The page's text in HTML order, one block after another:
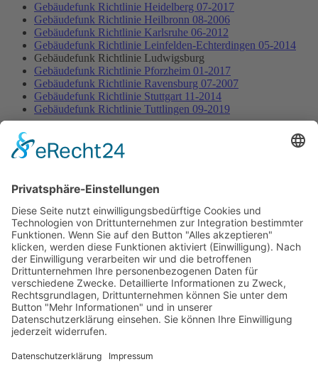
Gebäudefunk Richtlinie Heidelberg 07-2017
Gebäudefunk Richtlinie Heilbronn 08-2006
Gebäudefunk Richtlinie Karlsruhe 06-2012
Gebäudefunk Richtlinie Leinfelden-Echterdingen 05-2014
Gebäudefunk Richtlinie Ludwigsburg
Gebäudefunk Richtlinie Pforzheim 01-2017
Gebäudefunk Richtlinie Ravensburg 07-2007
Gebäudefunk Richtlinie Stuttgart 11-2014
Gebäudefunk Richtlinie Tuttlingen 09-2019
Für die inhaltliche Richtigkeit, Vollständigkeit und Aktualität der zur
Verfügung gestellten Inhalte / Informationen übernehmen wir
keinerlei Haftung.
Bei Fragen bzw. Planung einer Gebäudefunkanlage stehen wir
Ihnen gerne zur Verfügung.
Startseite
Sitemap
Datenschutz
AGB
Kontakt
Impressum